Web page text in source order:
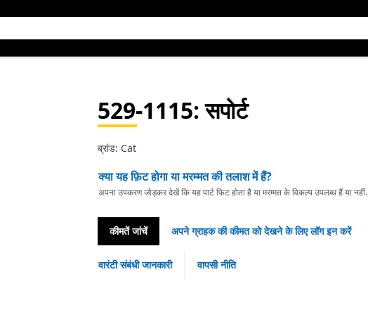
529-1115: सपोर्ट
ब्रांड: Cat
क्या यह फ़िट होगा या मरम्मत की तलाश में हैं?
अपना उपकरण जोड़कर देखें कि यह पार्ट फ़िट होता है या मरम्मत के विकल्प उपलब्ध हैं या नहीं.
कीमतें जांचें अपने ग्राहक की कीमत को देखने के लिए लॉग इन करें
वारंटी संबंधी जानकारी वापसी नीति